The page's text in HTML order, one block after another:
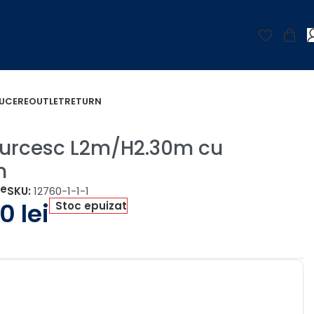
OUTLETRETURN
L2m/H2.30m cu
SKU: 12760-1-1-1
lei Stoc epuizat